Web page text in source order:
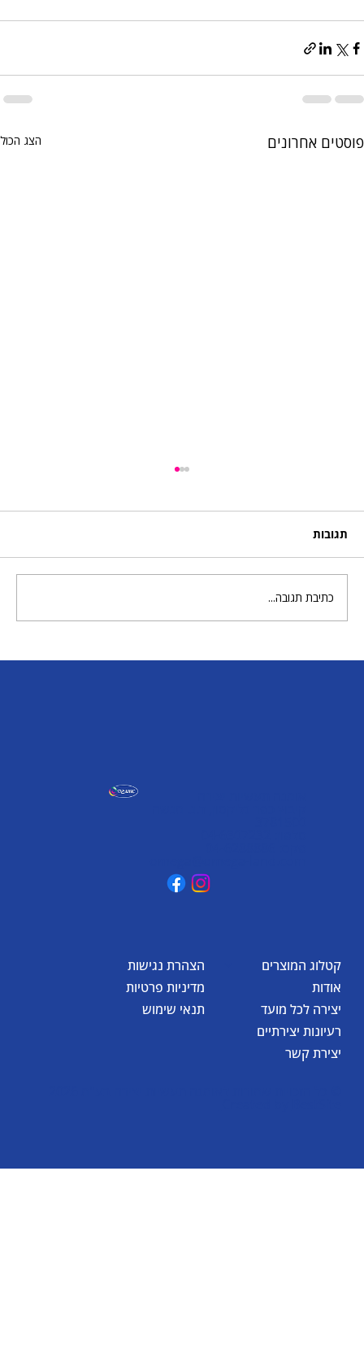
פוסטים אחרונים הצג הכול
מטריה וגשם של גואש
תגובות
כתיבת תגובה...
הצהרת נגישות
מדיניות פרטיות
תנאי שימוש
קטלוג המוצרים
אודות
יצירה לכל מועד
רעיונות יצירתיים
יצירת קשר